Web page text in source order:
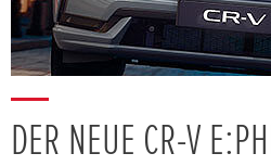
DER NEUE CR-V